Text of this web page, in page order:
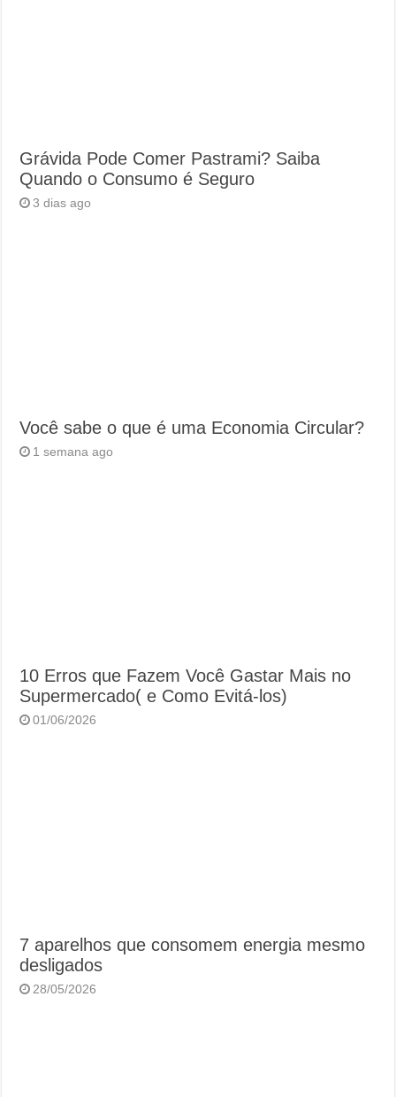
Grávida Pode Comer Pastrami? Saiba
Quando o Consumo é Seguro
3 dias ago
Você sabe o que é uma Economia Circular?
1 semana ago
10 Erros que Fazem Você Gastar Mais no
Supermercado( e Como Evitá-los)
01/06/2026
7 aparelhos que consomem energia mesmo
desligados
28/05/2026